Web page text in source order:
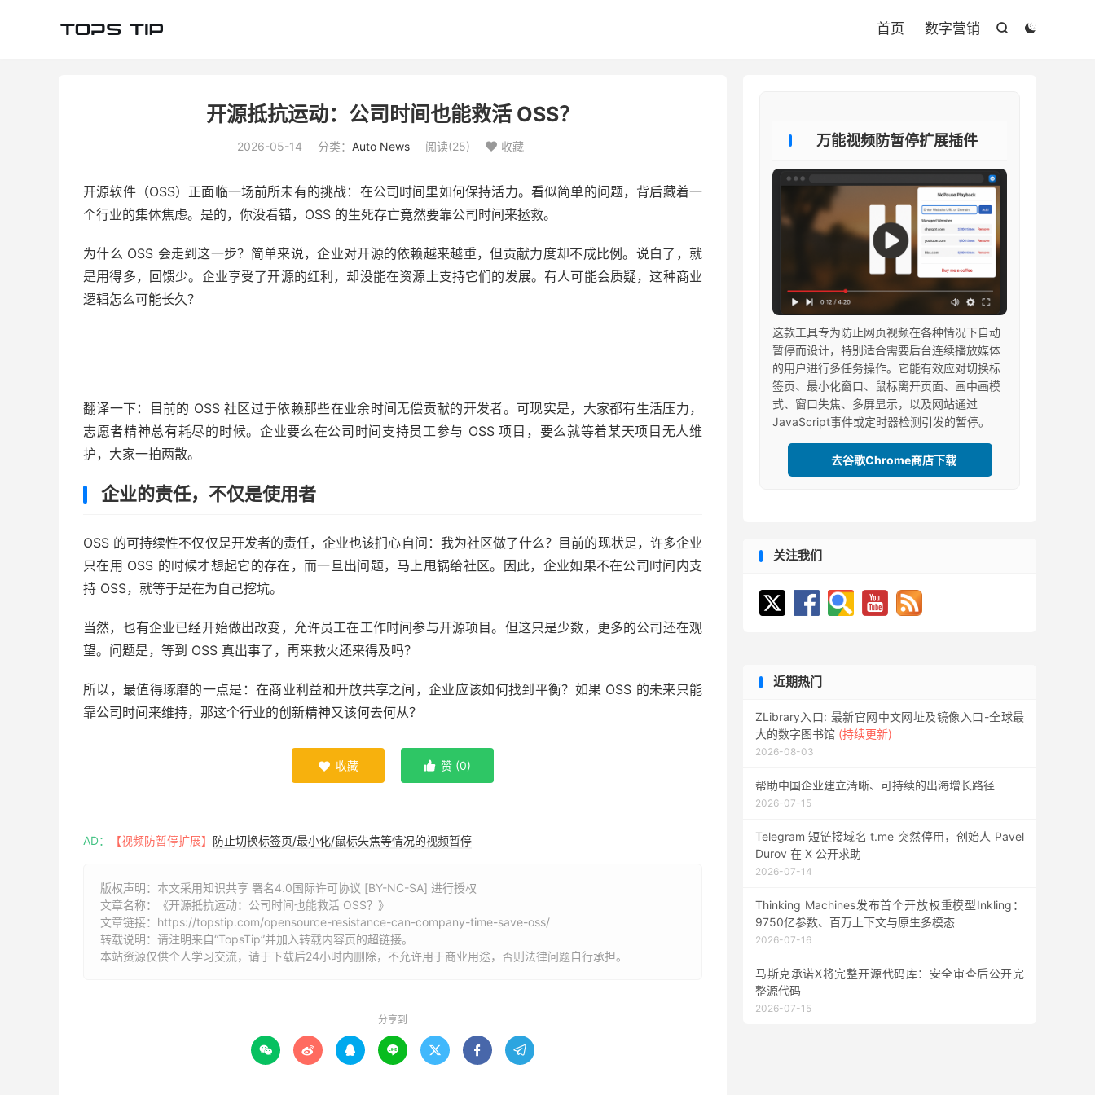


首页 数字营销
开源抵抗运动：公司时间也能救活 OSS？
2026-05-14 分类： Auto News 阅读(25)  收藏
开源软件（OSS）正面临一场前所未有的挑战：在公司时间里如何保持活力。看似简单的问题，背后藏着一
个行业的集体焦虑。是的，你没看错，OSS 的生死存亡竟然要靠公司时间来拯救。
为什么 OSS 会走到这一步？简单来说，企业对开源的依赖越来越重，但贡献力度却不成比例。说白了，就
是用得多，回馈少。企业享受了开源的红利，却没能在资源上支持它们的发展。有人可能会质疑，这种商业
逻辑怎么可能长久？
翻译一下：目前的 OSS 社区过于依赖那些在业余时间无偿贡献的开发者。可现实是，大家都有生活压力，
志愿者精神总有耗尽的时候。企业要么在公司时间支持员工参与 OSS 项目，要么就等着某天项目无人维
护，大家一拍两散。
企业的责任，不仅是使用者
OSS 的可持续性不仅仅是开发者的责任，企业也该扪心自问：我为社区做了什么？目前的现状是，许多企业
只在用 OSS 的时候才想起它的存在，而一旦出问题，马上甩锅给社区。因此，企业如果不在公司时间内支
持 OSS，就等于是在为自己挖坑。
当然，也有企业已经开始做出改变，允许员工在工作时间参与开源项目。但这只是少数，更多的公司还在观
望。问题是，等到 OSS 真出事了，再来救火还来得及吗？
所以，最值得琢磨的一点是：在商业利益和开放共享之间，企业应该如何找到平衡？如果 OSS 的未来只能
靠公司时间来维持，那这个行业的创新精神又该何去何从？
 收藏  赞 (0)
AD： 【视频防暂停扩展】 防止切换标签页/最小化/鼠标失焦等情况的视频暂停
版权声明：本文采用知识共享 署名4.0国际许可协议 [BY-NC-SA] 进行授权
文章名称：《开源抵抗运动：公司时间也能救活 OSS？》
文章链接： https://topstip.com/opensource-resistance-can-company-time-save-oss/
转载说明：请注明来自“TopsTip”并加入转载内容页的超链接。
本站资源仅供个人学习交流，请于下载后24小时内删除，不允许用于商业用途，否则法律问题自行承担。
分享到
      
万能视频防暂停扩展插件
这款工具专为防止网页视频在各种情况下自动
暂停而设计，特别适合需要后台连续播放媒体
的用户进行多任务操作。它能有效应对切换标
签页、最小化窗口、鼠标离开页面、画中画模
式、窗口失焦、多屏显示，以及网站通过
JavaScript事件或定时器检测引发的暂停。
去谷歌Chrome商店下载
关注我们
近期热门
ZLibrary入口: 最新官网中文网址及镜像入口-全球最
大的数字图书馆 (持续更新)
2026-08-03
帮助中国企业建立清晰、可持续的出海增长路径
2026-07-15
Telegram 短链接域名 t.me 突然停用，创始人 Pavel
Durov 在 X 公开求助
2026-07-14
Thinking Machines发布首个开放权重模型Inkling：
9750亿参数、百万上下文与原生多模态
2026-07-16
马斯克承诺X将完整开源代码库：安全审查后公开完
整源代码
2026-07-15